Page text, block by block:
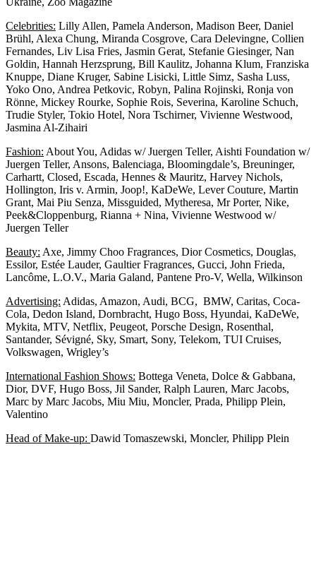
Celebrities: Lilly Allen, Pamela Anderson, Madison Beer, Daniel
Brühl, Alexa Chung, Miranda Cosgrove, Cara Delevingne, Collien
Fernandes, Liv Lisa Fries, Jasmin Gerat, Stefanie Giesinger, Nan
Goldin, Hannah Herzsprung, Bill Kaulitz, Johanna Klum, Franziska
Knuppe, Diane Kruger, Sabine Lisicki, Little Simz, Sasha Luss,
Yoko Ono, Andrea Petkovic, Robyn, Palina Rojinski, Ronja von
Rönne, Mickey Rourke, Sophie Rois, Severina, Karoline Schuch,
Trudie Styler, Tokio Hotel, Nora Tschirner, Vivienne Westwood,
Jasmina Al-Zihairi
Fashion: About You, Adidas w/ Juergen Teller, Aishti Foundation w/
Juergen Teller, Ansons, Balenciaga, Bloomingdale’s, Breuninger,
Carhartt, Closed, Escada, Hennes & Mauritz, Harvey Nichols,
Hollington, Iris v. Armin, Joop!, KaDeWe, Lever Couture, Martin
Grant, Mai Piu Senza, Missguided, Mytheresa, Mr Porter, Nike,
Peek&Cloppenburg, Rianna + Nina, Vivienne Westwood w/
Juergen Teller
Beauty: Axe, Jimmy Choo Fragrances, Dior Cosmetics, Douglas,
Essilor, Estée Lauder, Gaultier Fragrances, Gucci, John Frieda,
Lancôme, L.O.V., Maria Galand, Pantene Pro-V, Wella, Wilkinson
Advertising: Adidas, Amazon, Audi, BCG, BMW, Caritas, Coca-
Cola, Dedon Island, Dornbracht, Hugo Boss, Hyundai, KaDeWe,
Mykita, MTV, Netflix, Peugeot, Porsche Design, Rosenthal,
Santander, Sévigné, Sky, Smart, Sony, Telekom, TUI Cruises,
Volkswagen, Wrigley’s
International Fashion Shows: Bottega Veneta, Dolce & Gabbana,
Dior, DVF, Hugo Boss, Jil Sander, Ralph Lauren, Marc Jacobs,
Marc by Marc Jacobs, Miu Miu, Moncler, Prada, Philipp Plein,
Valentino
Head of Make-up: Dawid Tomaszewski, Moncler, Philipp Plein